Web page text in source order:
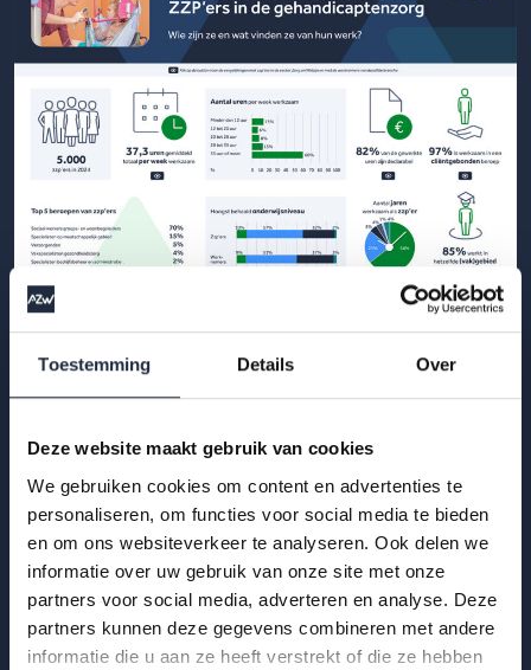
Toestemming Details Over
Deze website maakt gebruik van cookies
We gebruiken cookies om content en advertenties te
personaliseren, om functies voor social media te bieden
en om ons websiteverkeer te analyseren. Ook delen we
informatie over uw gebruik van onze site met onze
partners voor social media, adverteren en analyse. Deze
partners kunnen deze gegevens combineren met andere
informatie die u aan ze heeft verstrekt of die ze hebben
29 okt 2025
Infographic: zzp’ers in de
gehandicaptenzorg
Hoe ervaren zzp’ers het werken in de gehandicaptenzorg?
Bekijk de infographic met kerncijfers 2025.
Lees meer